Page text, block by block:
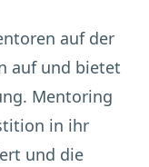
auf der
auf und bietet
Mentoring
in ihr
und die